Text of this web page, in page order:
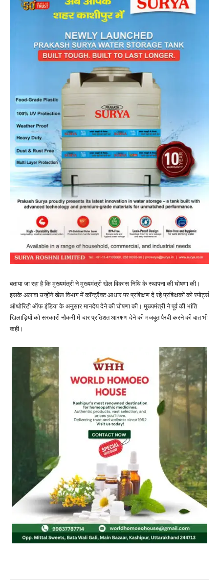
बताया जा रहा है कि मुख्यमंत्री ने मुख्यमंत्री खेल विकास निधि के स्थापना की घोषणा की।
इसके अलावा उन्होंने खेल विभाग में कॉन्ट्रैक्ट आधार पर प्रशिक्षण दे रहे प्रशिक्षकों को स्पोर्ट्स
ऑथोरिटी ऑफ इंडिया के अनुसार मानदेय देने की घोषणा की। मुख्यमंत्री ने पूर्व की भांति
खिलाड़ियों को सरकारी नौकरी में चार प्रतिशत आरक्षण देने की मजबूत पैरवी करने की बात भी
कही।